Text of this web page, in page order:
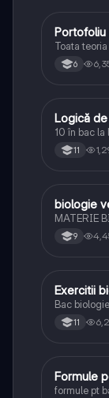
Limba și
Portofoliu
Toata
6
Logică
Logică de
10 în bac la
11
Biologie
biologie
MATERIE
9
Biologie
Exercitii
Bac biologie
11
Formule
formule pt